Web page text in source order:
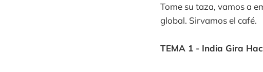
Tome su taza, vamos a
global. Sirvamos el café.
TEMA 1 - India Gira